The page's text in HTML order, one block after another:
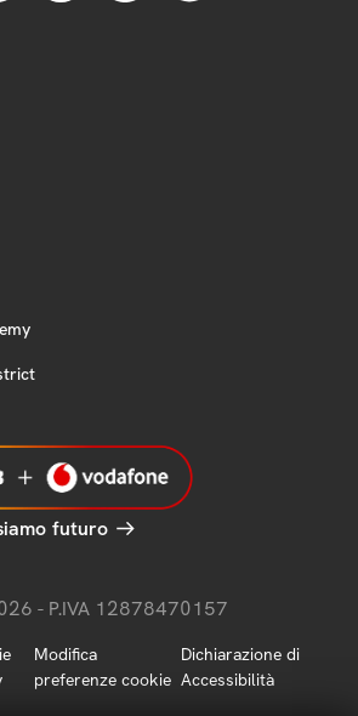
futuro
- P.IVA 12878470157
Modifica
preferenze cookie
Dichiarazione di
Accessibilità